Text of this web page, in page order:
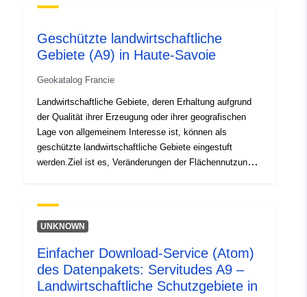
4125-8ac5-a7b4ba4b0bfb
Type:
Ressurs:
codelist/SpatialDataServiceType/
Geschützte landwirtschaftliche
Gebiete (A9) in Haute-Savoie
Geokatalog Francie
Landwirtschaftliche Gebiete, deren Erhaltung aufgrund
der Qualität ihrer Erzeugung oder ihrer geografischen
Lage von allgemeinem Interesse ist, können als
geschützte landwirtschaftliche Gebiete eingestuft
werden.Ziel ist es, Veränderungen der Flächennutzung
Schutz des land- und forstwirtschaftlichen Raums in
stadtnahen Gebieten beitragen können, besser zu
genehmigten lokalen Stadtentwicklungsplan oder ein
Stadtplanungsdokument verfügen, das als Alternative
gilt: — jede Änderung der Flächennutzung, die das
UNKNOWN
Einfacher Download-Service (Atom)
des Datenpakets: Servitudes A9 –
Landwirtschaftliche Schutzgebiete in